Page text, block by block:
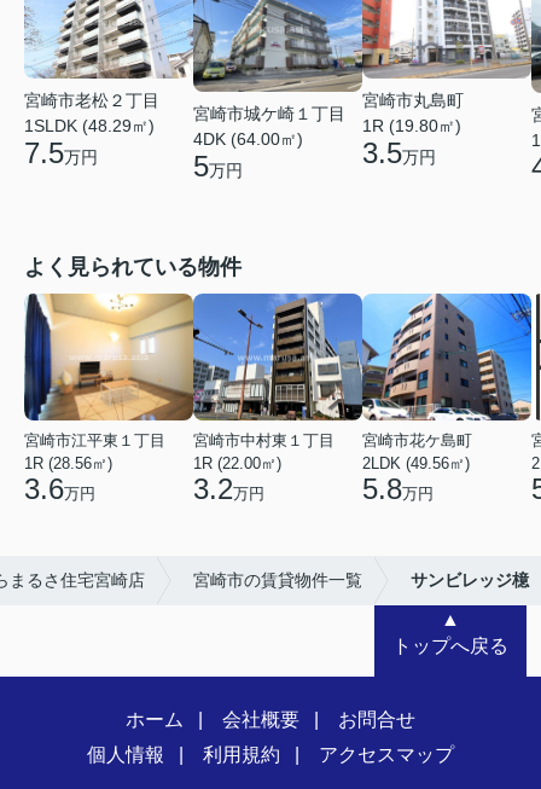
宮崎市老松２丁目
1SLDK (48.29㎡)
7.5万円
宮崎市城ケ崎１丁目
4DK (64.00㎡)
5万円
宮崎市丸島町
1R (19.80㎡)
3.5万円
よく見られている物件
宮崎市江平東１丁目
1R (28.56㎡)
3.6万円
宮崎市中村東１丁目
1R (22.00㎡)
3.2万円
宮崎市花ケ島町
2LDK (49.56㎡)
5.8万円
まるさ住宅宮崎店 宮崎市の賃貸物件一覧 サンビレッジ檍
▲
トップへ戻る
ホーム 会社概要
お問合せ
個人情報
利用規約 アクセスマップ